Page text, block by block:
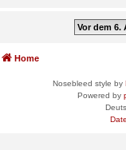
Home
Nosebleed style by
Powered by